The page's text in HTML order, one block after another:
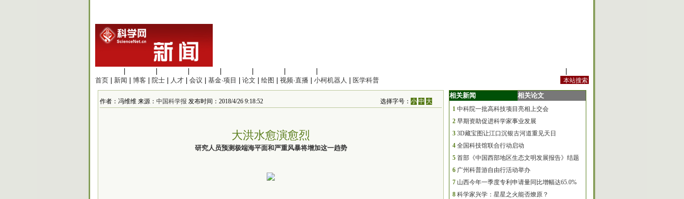
首页
新闻 博客 院士 人才 会议 基金·项目 论文 绘图 视频·直播 小柯机器人 医学科普
作者：冯维维 来源： 中国科学报 发布时间：2018/4/26 9:18:52 选择字号：小 中 大
大洪水愈演愈烈
研究人员预测极端海平面和严重风暴将增加这一趋势
相关新闻 相关论文
1 中科院一批高科技项目亮相上交会
2 早期资助促进科学家事业发展
3 3D藏宝图让江口沉银古河道重见天日
4 全国科技馆联合行动启动
5 首部《中国西部地区生态文明发展报告》结题
6 广州科普游自由行活动举办
7 山西今年一季度专利申请量同比增幅达65.0%
8 科学家兴学：星星之火能否燎原？